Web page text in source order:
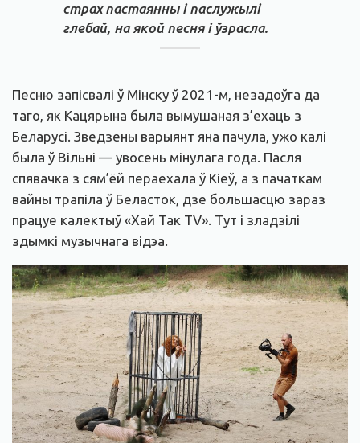
страх пастаянны і паслужылі
глебай, на якой песня і ўзрасла.
Песню запісвалі ў Мінску ў 2021-м, незадоўга да
таго, як Кацярына была вымушаная з’ехаць з
Беларусі. Зведзены варыянт яна пачула, ужо калі
была ў Вільні — увосень мінулага года. Пасля
спявачка з сям’ёй пераехала ў Кіеў, а з пачаткам
вайны трапіла ў Беласток, дзе большасцю зараз
працуе калектыў «Хай Так TV». Тут і зладзілі
здымкі музычнага відэа.